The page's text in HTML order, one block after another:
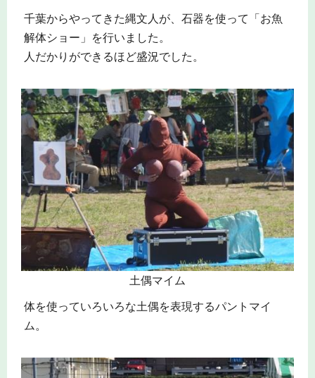
千葉からやってきた縄文人が、石器を使って「お魚
解体ショー」を行いました。
人だかりができるほど盛況でした。
土偶マイム
体を使っていろいろな土偶を表現するパントマイ
ム。